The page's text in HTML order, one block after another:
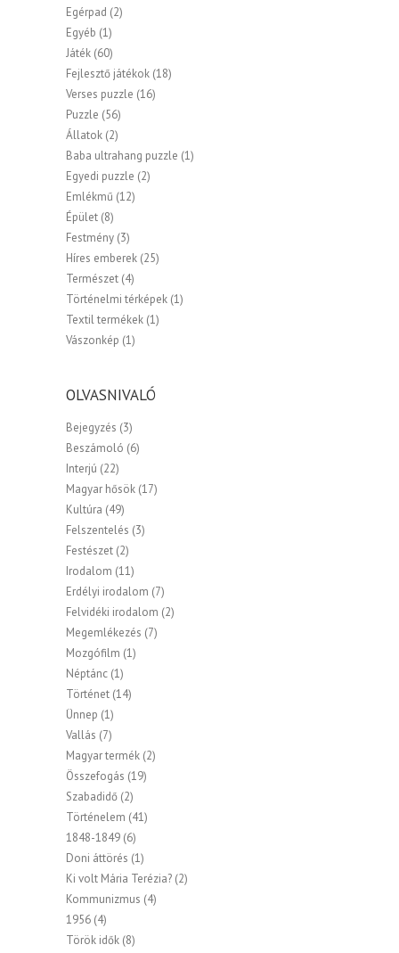
Egérpad (2)
Egyéb (1)
Játék (60)
Fejlesztő játékok (18)
Verses puzzle (16)
Puzzle (56)
Állatok (2)
Baba ultrahang puzzle (1)
Egyedi puzzle (2)
Emlékmű (12)
Épület (8)
Festmény (3)
Híres emberek (25)
Természet (4)
Történelmi térképek (1)
Textil termékek (1)
Vászonkép (1)
OLVASNIVALÓ
Bejegyzés (3)
Beszámoló (6)
Interjú (22)
Magyar hősök (17)
Kultúra (49)
Felszentelés (3)
Festészet (2)
Irodalom (11)
Erdélyi irodalom (7)
Felvidéki irodalom (2)
Megemlékezés (7)
Mozgófilm (1)
Néptánc (1)
Történet (14)
Ünnep (1)
Vallás (7)
Magyar termék (2)
Összefogás (19)
Szabadidő (2)
Történelem (41)
1848-1849 (6)
Doni áttörés (1)
Ki volt Mária Terézia? (2)
Kommunizmus (4)
1956 (4)
Török idők (8)